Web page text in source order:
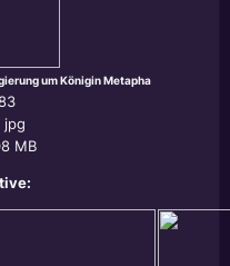
um Königin Metapha
jpg
MB